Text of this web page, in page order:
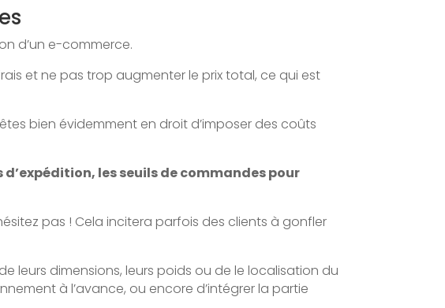
d’un e-commerce.
et ne pas trop augmenter le prix total, ce qui est
bien évidemment en droit d’imposer des coûts
les seuils de commandes pour
pas ! Cela incitera parfois des clients à gonfler
leurs dimensions, leurs poids ou de le localisation du
à l’avance, ou encore d’intégrer la partie